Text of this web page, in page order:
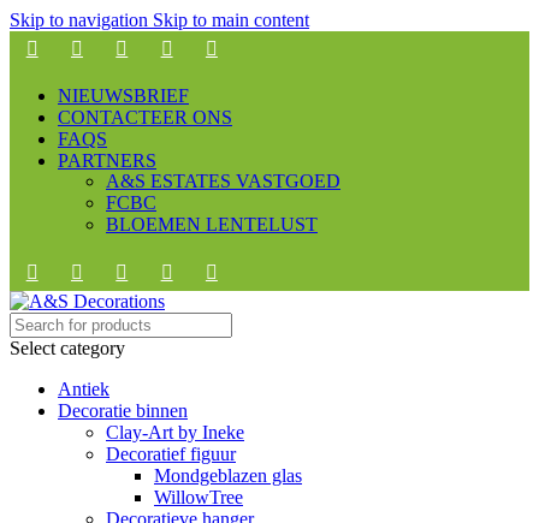
Skip to navigation Skip to main content
NIEUWSBRIEF
CONTACTEER ONS
FAQS
PARTNERS
A&S ESTATES VASTGOED
FCBC
BLOEMEN LENTELUST
Select category
Antiek
Decoratie binnen
Clay-Art by Ineke
Decoratief figuur
Mondgeblazen glas
WillowTree
Decoratieve hanger